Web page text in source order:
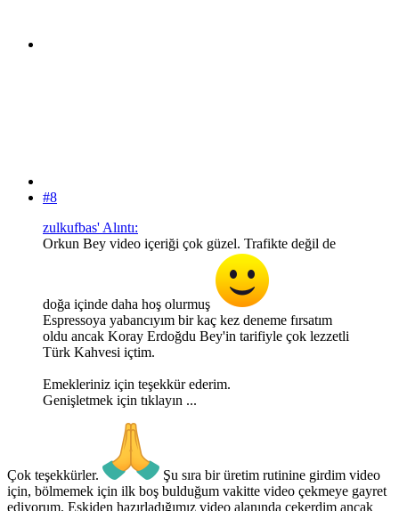
#8
zulkufbas' Alıntı:
Orkun Bey video içeriği çok güzel. Trafikte değil de
doğa içinde daha hoş olurmuş
Espressoya yabancıyım bir kaç kez deneme fırsatım
oldu ancak Koray Erdoğdu Bey'in tarifiyle çok lezzetli
Türk Kahvesi içtim.
Emekleriniz için teşekkür ederim.
Genişletmek için tıklayın ...
Çok teşekkürler.
Şu sıra bir üretim rutinine girdim video
için, bölmemek için ilk boş bulduğum vakitte video çekmeye gayret
ediyorum. Eskiden hazırladığımız video alanında çekerdim ancak